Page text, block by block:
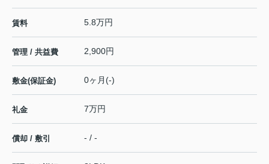
賃料 5.8万円
管理 / 共益費 2,900円
敷金(保証金) 0ヶ月(-)
礼金 7万円
償却 / 敷引 - / -